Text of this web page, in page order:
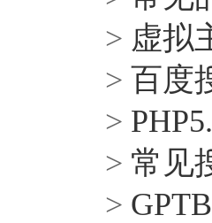
> 虚拟
> 百度
>
> 常见
>